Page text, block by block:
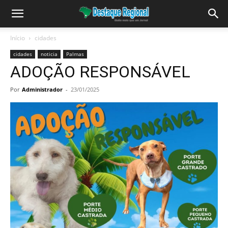
Início cidades
cidades noticia Palmas
ADOÇÃO RESPONSÁVEL
Por Administrador - 23/01/2025